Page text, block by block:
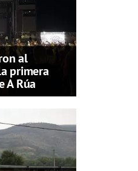
al
primera
A Rúa